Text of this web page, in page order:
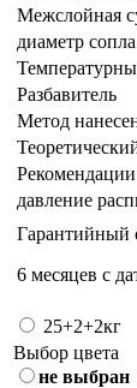
Межслойная
диаметр сопла
Разбавитель
Метод
давление
Гарантийный
6 месяцев с
25+2+2кг
Выбор цвета
не выбран